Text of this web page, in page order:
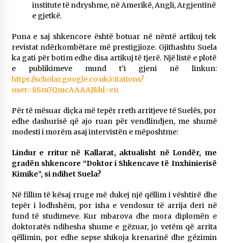
institute të ndryshme, në Amerikë, Angli, Argjentinë
e gjetkë.
Puna e saj shkencore është botuar në nëntë artikuj tek
revistat ndërkombëtare më prestigjioze. Gjithashtu Suela
ka gati për botim edhe disa artikuj të tjerë. Një listë e plotë
e publikimeve mund t’i gjeni në linkun:
https://scholar.google.co.uk/citations?
user=8Sm7QmcAAAAJ&hl=en
Për të mësuar diçka më tepër rreth arritjeve të Suelës, por
edhe dashurisë që ajo ruan për vendlindjen, me shumë
modesti i morëm asaj intervistën e mëposhtme:
Lindur e rritur në Kallarat, aktualisht në Londër, me
gradën shkencore “Doktor i Shkencave të Inxhinierisë
Kimike”, si ndihet Suela?
Në fillim të kësaj rruge më dukej një qëllim i vështirë dhe
tepër i lodhshëm, por isha e vendosur të arrija deri në
fund të studimeve. Kur mbarova dhe mora diplomën e
doktoratës ndihesha shume e gëzuar, jo vetëm që arrita
qëllimin, por edhe sepse shikoja krenarinë dhe gëzimin